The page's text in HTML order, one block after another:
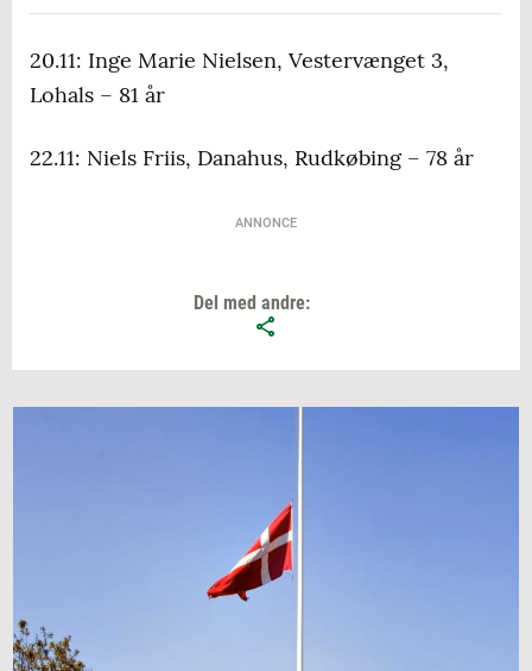
20.11: Inge Marie Nielsen, Vestervænget 3,
Lohals – 81 år
22.11: Niels Friis, Danahus, Rudkøbing – 78 år
ANNONCE
Del med andre: